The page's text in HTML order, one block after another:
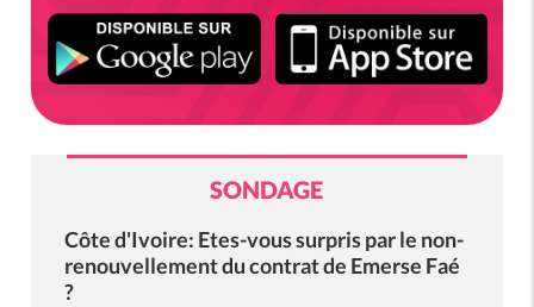
SONDAGE
Côte d'Ivoire: Etes-vous surpris par le non-
renouvellement du contrat de Emerse Faé
?